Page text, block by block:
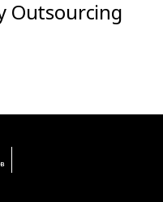
Outsourcing